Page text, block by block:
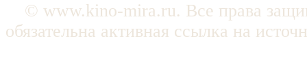
© www.kino-mira.ru. Все права
обязательна активная ссылка на